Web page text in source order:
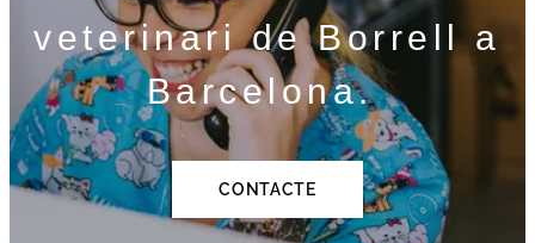
veterinari de Borrell a
Barcelona.
CONTACTE